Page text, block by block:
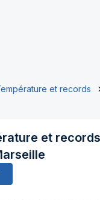
et records
et